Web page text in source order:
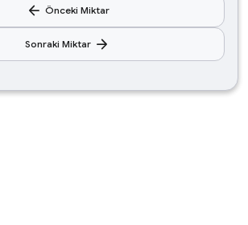
arrow_back Önceki Miktar
Sonraki Miktar arrow_forward